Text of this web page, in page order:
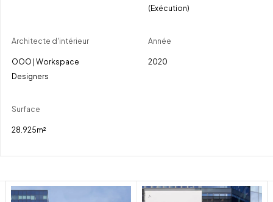
(Exécution)
Architecte d'intérieur
OOO | Workspace
Designers
Année
2020
Surface
28.925m²